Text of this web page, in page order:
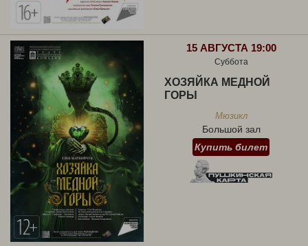
15 АВГУСТА 19:00
Суббота
ХОЗЯЙКА МЕДНОЙ
ГОРЫ
Мюзикл
Большой зал
Купить билет